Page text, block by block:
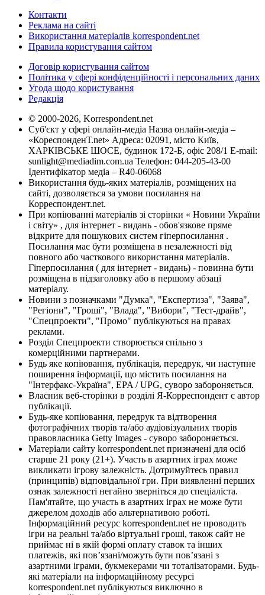
Контакти
Реклама на сайті
Використання матеріалів korrespondent.net
Правила користування сайтом
Договір користування сайтом
Політика у сфері конфіденційності і персональних даних
Угода щодо користування
Редакція
© 2000-2026, Korrespondent.net
Суб'єкт у сфері онлайн-медіа Назва онлайн-медіа –
«КореспонденТ.net» Адреса: 02091, місто Київ,
ХАРКІВСЬКЕ ШОСЕ, будинок 172-Б, офіс 208/1 E-mail:
sunlight@mediadim.com.ua Телефон: 044-205-43-00
Ідентифікатор медіа – R40-06068
Використання будь-яких матеріалів, розміщених на
сайті, дозволяється за умови посилання на
Корреспондент.net.
При копіюванні матеріалів зі сторінки « Новини України
і світу» , для інтернет - видань - обов'язкове пряме
відкрите для пошукових систем гіперпосилання .
Посилання має бути розміщена в незалежності від
повного або часткового використання матеріалів.
Гіперпосилання ( для інтернет - видань) - повинна бути
розміщена в підзаголовку або в першому абзаці
матеріалу.
Новини з позначками "Думка", "Експертиза", "Заява",
"Регіони", "Гроші", "Влада", "Вибори", "Тест-драйв",
"Спецпроекти", "Промо" публікуються на правах
реклами.
Розділ Спецпроекти створюється спільно з
комерційними партнерами.
Будь яке копіювання, публікація, передрук, чи наступне
поширення інформації, що містить посилання на
"Інтерфакс-Україна", EPA / UPG, суворо забороняється.
Власник веб-сторінки в розділі Я-Корреспондент є автор
публікації.
Будь-яке копіювання, передрук та відтворення
фотографічних творів та/або аудіовізуальних творів
правовласника Getty Images - суворо забороняється.
Матеріали сайту korrespondent.net призначені для осіб
старше 21 року (21+). Участь в азартних іграх може
викликати ігрову залежність. Дотримуйтесь правил
(принципів) відповідальної гри. При виявленні перших
ознак залежності негайно зверніться до спеціаліста.
Пам'ятайте, що участь в азартних іграх не може бути
джерелом доходів або альтернативою роботі.
Інформаційний ресурс korrespondent.net не проводить
ігри на реальні та/або віртуальні гроші, також сайт не
приймає ні в якій формі оплату ставок та інших
платежів, які пов’язані/можуть бути пов’язані з
азартними іграми, букмекерами чи тоталізаторами. Будь-
які матеріали на інформаційному ресурсі
korrespondent.net публікуються виключно в